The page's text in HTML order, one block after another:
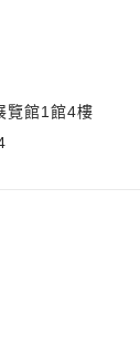
覽館1館4樓